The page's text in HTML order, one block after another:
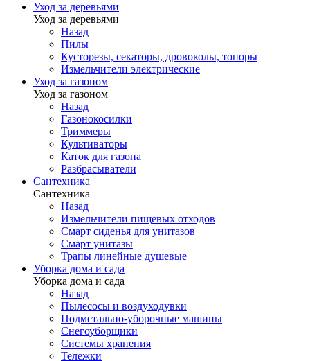
Уход за деревьями
Уход за деревьями
Назад
Пилы
Кусторезы, секаторы, дровоколы, топоры
Измельчители электрические
Уход за газоном
Уход за газоном
Назад
Газонокосилки
Триммеры
Культиваторы
Каток для газона
Разбрасыватели
Сантехника
Сантехника
Назад
Измельчители пищевых отходов
Смарт сиденья для унитазов
Смарт унитазы
Трапы линейные душевые
Уборка дома и сада
Уборка дома и сада
Назад
Пылесосы и воздуходувки
Подметально-уборочные машины
Снегоуборщики
Системы хранения
Тележки